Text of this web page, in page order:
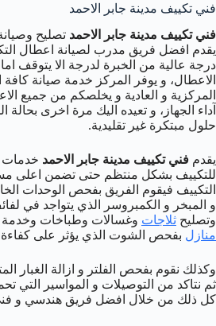
فني تكييف مدينة جابر الاحمد
فني تكييف مدينة جابر الاحمد تصليح
يقدم افضل فريق مدرب لصيانة اعطال
درجة عالية من الخبرة لدرجة الا يتوقف
الاعطال، و يوفر المركز خدمة صيانة كافة
المركزية و العادية و يخلصكم من جميع
آداء الجهاز، و تعيده اليك مرة اخرى بحالة
حلول مبتكرة غير تقليدية.
يقدم فني تكييف مدينة جابر الاحمد خدمات
للتكييف بشكل منتظم حتى تضمن اعلى
التكييف فيقوم الفريق بفحص الوحدات
و المبخر و الكمبروسر الذي يتواجد في
وتصليح ثلاجات وغسالات وطباخات وخدمة
منازل بفحص الشوت الذي يؤثر على كفاءة
وكذلك نقوم بفحص الفلتر و ازالة الغبار
ثم نتاكد من التوصيلات و المواسير التي
كل ذلك من خلال افضل فريق هندسي و